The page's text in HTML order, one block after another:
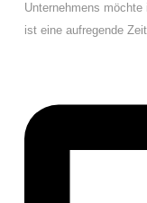
Unternehmens
ist eine aufregende